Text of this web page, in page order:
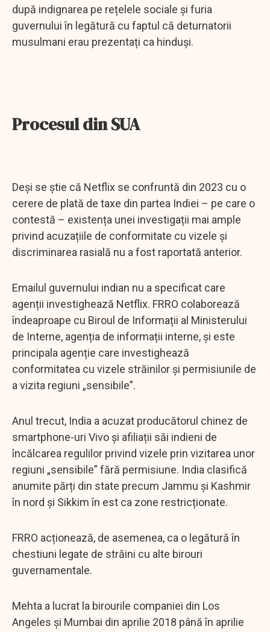
după indignarea pe rețelele sociale și furia
guvernului în legătură cu faptul că deturnatorii
musulmani erau prezentați ca hinduși.
Procesul din SUA
Deși se știe că Netflix se confruntă din 2023 cu o
cerere de plată de taxe din partea Indiei – pe care o
contestă – existența unei investigații mai ample
privind acuzațiile de conformitate cu vizele și
discriminarea rasială nu a fost raportată anterior.
Emailul guvernului indian nu a specificat care
agenții investighează Netflix. FRRO colaborează
îndeaproape cu Biroul de Informații al Ministerului
de Interne, agenția de informații interne, și este
principala agenție care investighează
conformitatea cu vizele străinilor și permisiunile de
a vizita regiuni „sensibile”.
Anul trecut, India a acuzat producătorul chinez de
smartphone-uri Vivo și afiliații săi indieni de
încălcarea regulilor privind vizele prin vizitarea unor
regiuni „sensibile” fără permisiune. India clasifică
anumite părți din state precum Jammu și Kashmir
în nord și Sikkim în est ca zone restricționate.
FRRO acționează, de asemenea, ca o legătură în
chestiuni legate de străini cu alte birouri
guvernamentale.
Mehta a lucrat la birourile companiei din Los
Angeles și Mumbai din aprilie 2018 până în aprilie